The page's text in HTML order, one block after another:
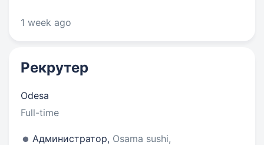
1 week ago
Рекрутер
Odesa
Full-time
Администратор, Osama sushi,